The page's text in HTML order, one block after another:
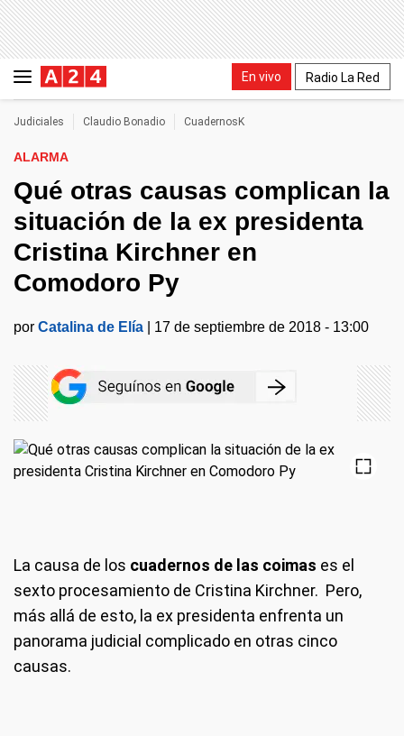
En vivo Radio La Red
Judiciales Claudio Bonadio CuadernosK
ALARMA
Qué otras causas complican la
situación de la ex presidenta
Cristina Kirchner en
Comodoro Py
por Catalina de Elía 17 de septiembre de 2018 - 13:00
La causa de los cuadernos de las coimas es el
sexto procesamiento de Cristina Kirchner. Pero,
más allá de esto, la ex presidenta enfrenta un
panorama judicial complicado en otras cinco
causas.